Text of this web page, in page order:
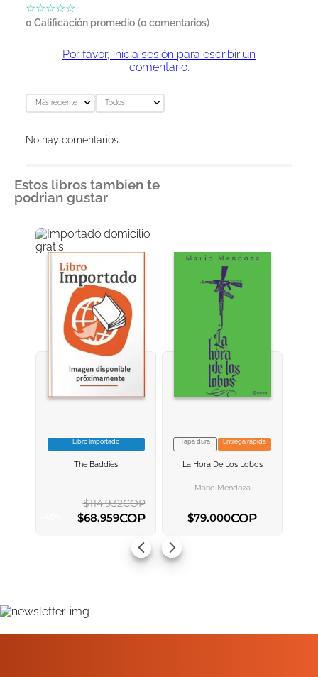
☆☆☆☆☆
0 Calificación promedio (0 comentarios)
Por favor, inicia sesión para escribir un
comentario.
Más reciente Todos
No hay comentarios.
Estos libros tambien te
podrian gustar
VER INFORMACION
Libro Importado
The Baddies
$114.932COP
$68.959COP
VER INFORMACION
Tapa dura Entrega rápida
La Hora De Los Lobos
Mario Mendoza
$79.000COP